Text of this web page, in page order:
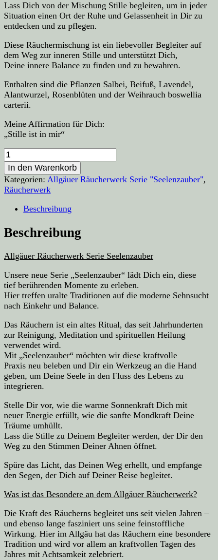
Lass Dich von der Mischung Stille begleiten, um in jeder
Situation einen Ort der Ruhe und Gelassenheit in Dir zu
entdecken und zu pflegen.
Diese Räuchermischung ist ein liebevoller Begleiter auf
dem Weg zur inneren Stille und unterstützt Dich,
Deine innere Balance zu finden und zu bewahren.
Enthalten sind die Pflanzen Salbei, Beifuß, Lavendel,
Alantwurzel, Rosenblüten und der Weihrauch boswellia
carterii.
Meine Affirmation für Dich:
„Stille ist in mir“
Allgäuer
Räucherwerk
"Stille"
Menge
In den Warenkorb
Kategorien: Allgäuer Räucherwerk Serie "Seelenzauber",
Räucherwerk
Beschreibung
Beschreibung
Allgäuer Räucherwerk Serie Seelenzauber
Unsere neue Serie „Seelenzauber“ lädt Dich ein, diese
tief berührenden Momente zu erleben.
Hier treffen uralte Traditionen auf die moderne Sehnsucht
nach Einkehr und Balance.
Das Räuchern ist ein altes Ritual, das seit Jahrhunderten
zur Reinigung, Meditation und spirituellen Heilung
verwendet wird.
Mit „Seelenzauber“ möchten wir diese kraftvolle
Praxis neu beleben und Dir ein Werkzeug an die Hand
geben, um Deine Seele in den Fluss des Lebens zu
integrieren.
Stelle Dir vor, wie die warme Sonnenkraft Dich mit
neuer Energie erfüllt, wie die sanfte Mondkraft Deine
Träume umhüllt.
Lass die Stille zu Deinem Begleiter werden, der Dir den
Weg zu den Stimmen Deiner Ahnen öffnet.
Spüre das Licht, das Deinen Weg erhellt, und empfange
den Segen, der Dich auf Deiner Reise begleitet.
Was ist das Besondere an dem Allgäuer Räucherwerk?
Die Kraft des Räucherns begleitet uns seit vielen Jahren –
und ebenso lange fasziniert uns seine feinstoffliche
Wirkung. Hier im Allgäu hat das Räuchern eine besondere
Tradition und wird vor allem an kraftvollen Tagen des
Jahres mit Achtsamkeit zelebriert.